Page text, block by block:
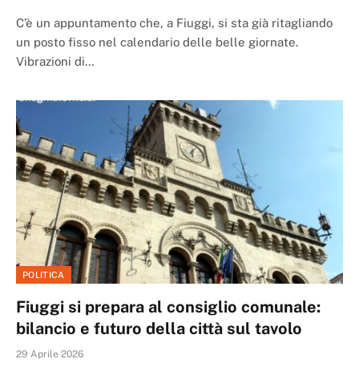
C’è un appuntamento che, a Fiuggi, si sta già ritagliando
un posto fisso nel calendario delle belle giornate.
Vibrazioni di…
POLITICA
Fiuggi si prepara al consiglio comunale:
bilancio e futuro della città sul tavolo
29 Aprile 2026